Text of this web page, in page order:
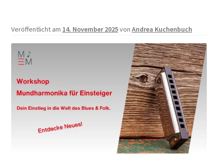
Veröffentlicht am 14. November 2025von Andrea Kuchenbuch